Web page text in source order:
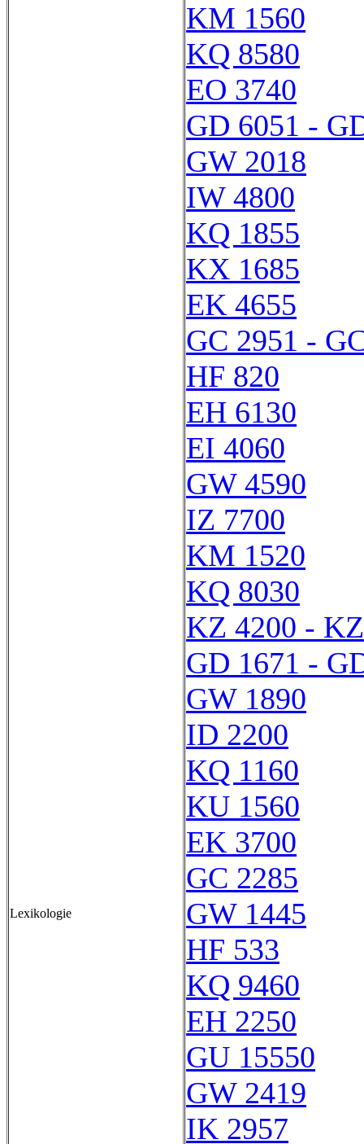
Lexikologie
KM 1560
KQ 8580
EO 3740
GD 6051 -
GW 2018
IW 4800
KQ 1855
KX 1685
EK 4655
GC 2951 -
HF 820
EH 6130
EI 4060
GW 4590
IZ 7700
KM 1520
KQ 8030
KZ 4200 -
GD 1671 -
GW 1890
ID 2200
KQ 1160
KU 1560
EK 3700
GC 2285
GW 1445
HF 533
KQ 9460
EH 2250
GU 15550
GW 2419
IK 2957